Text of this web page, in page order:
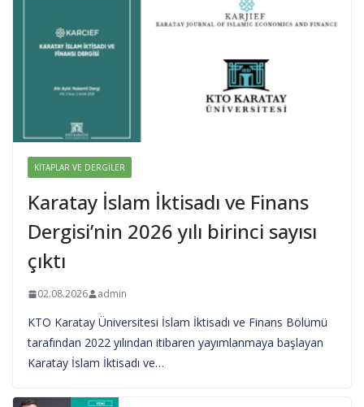
KITAPLAR VE DERGILER
Karatay İslam İktisadı ve Finans
Dergisi’nin 2026 yılı birinci sayısı
çıktı
02.08.2026 admin
KTO Karatay Üniversitesi İslam İktisadı ve Finans Bölümü
tarafından 2022 yılından itibaren yayımlanmaya başlayan
Karatay İslam İktisadı ve…